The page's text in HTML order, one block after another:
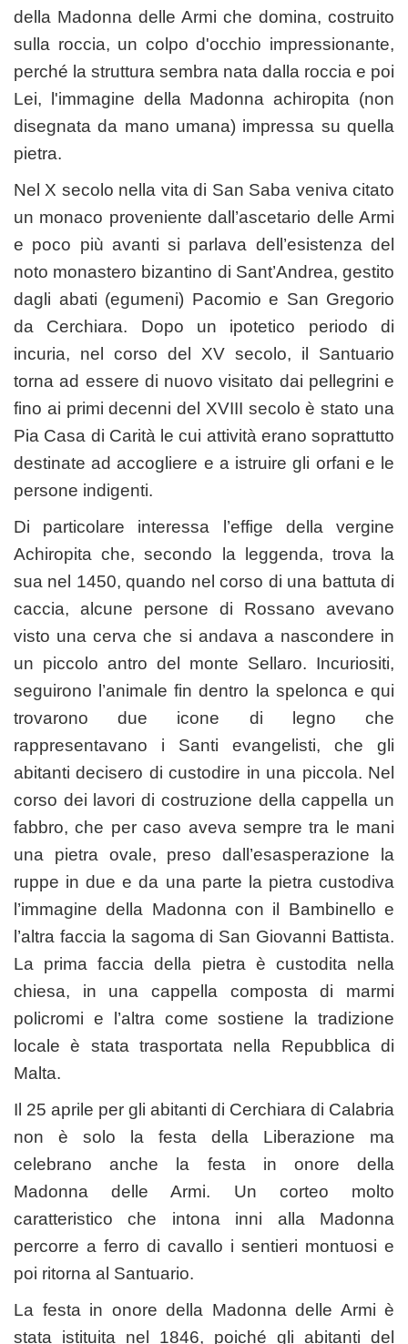
della Madonna delle Armi che domina, costruito
sulla roccia, un colpo d'occhio impressionante,
perché la struttura sembra nata dalla roccia e poi
Lei, l'immagine della Madonna achiropita (non
disegnata da mano umana) impressa su quella
pietra.
Nel X secolo nella vita di San Saba veniva citato
un monaco proveniente dall’ascetario delle Armi
e poco più avanti si parlava dell’esistenza del
noto monastero bizantino di Sant’Andrea, gestito
dagli abati (egumeni) Pacomio e San Gregorio
da Cerchiara. Dopo un ipotetico periodo di
incuria, nel corso del XV secolo, il Santuario
torna ad essere di nuovo visitato dai pellegrini e
fino ai primi decenni del XVIII secolo è stato una
Pia Casa di Carità le cui attività erano soprattutto
destinate ad accogliere e a istruire gli orfani e le
persone indigenti.
Di particolare interessa l’effige della vergine
Achiropita che, secondo la leggenda, trova la
sua nel 1450, quando nel corso di una battuta di
caccia, alcune persone di Rossano avevano
visto una cerva che si andava a nascondere in
un piccolo antro del monte Sellaro. Incuriositi,
seguirono l’animale fin dentro la spelonca e qui
trovarono due icone di legno che
rappresentavano i Santi evangelisti, che gli
abitanti decisero di custodire in una piccola. Nel
corso dei lavori di costruzione della cappella un
fabbro, che per caso aveva sempre tra le mani
una pietra ovale, preso dall’esasperazione la
ruppe in due e da una parte la pietra custodiva
l’immagine della Madonna con il Bambinello e
l’altra faccia la sagoma di San Giovanni Battista.
La prima faccia della pietra è custodita nella
chiesa, in una cappella composta di marmi
policromi e l’altra come sostiene la tradizione
locale è stata trasportata nella Repubblica di
Malta.
Il 25 aprile per gli abitanti di Cerchiara di Calabria
non è solo la festa della Liberazione ma
celebrano anche la festa in onore della
Madonna delle Armi. Un corteo molto
caratteristico che intona inni alla Madonna
percorre a ferro di cavallo i sentieri montuosi e
poi ritorna al Santuario.
La festa in onore della Madonna delle Armi è
stata istituita nel 1846, poiché gli abitanti del